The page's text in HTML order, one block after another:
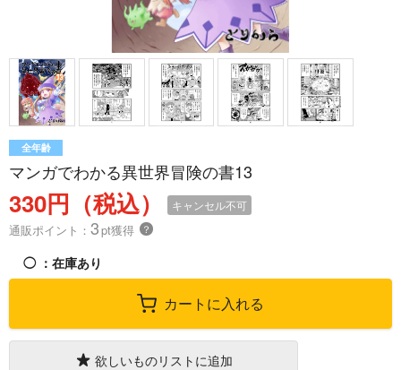
全年齢
マンガでわかる異世界冒険の書13
330円（税込） キャンセル不可
通販ポイント： 3pt獲得 ？
◯ ：在庫あり
カートに入れる
欲しいものリストに追加